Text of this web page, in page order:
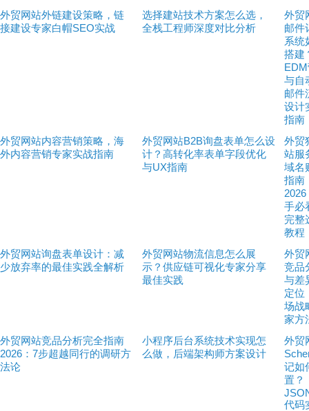
外贸网站外链建设策略，链
接建设专家白帽SEO实战
选择建站技术方案怎么选，
全栈工程师深度对比分析
外贸
邮件
系统
搭建
与自
邮件
设计
指南
外贸网站内容营销策略，海
外内容营销专家实战指南
外贸网站B2B询盘表单怎么设
计？高转化率表单字段优化
与UX指南
外贸
站服
域名
指南
手必
完整
教程
外贸网站询盘表单设计：减
少放弃率的最佳实践全解析
外贸网站物流信息怎么展
示？供应链可视化专家分享
最佳实践
外贸
竞品
与差
定位
场战
家方
外贸网站竞品分析完全指南
2026：7步超越同行的调研方
法论
小程序后台系统技术实现怎
么做，后端架构师方案设计
外贸
记如
置？
代码